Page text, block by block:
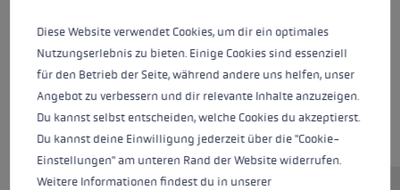
Diese Website verwendet Cookies, um dir ein optimales
Nutzungserlebnis zu bieten. Einige Cookies sind essenziell
für den Betrieb der Seite, während andere uns helfen, unser
Angebot zu verbessern und dir relevante Inhalte anzuzeigen.
Du kannst selbst entscheiden, welche Cookies du akzeptierst.
Du kannst deine Einwilligung jederzeit über die "Cookie-
Einstellungen" am unteren Rand der Website widerrufen.
Weitere Informationen findest du in unserer